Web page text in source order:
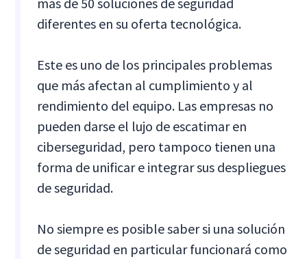
diferentes en su oferta tecnológica.
Este es uno de los principales problemas
que más afectan al cumplimiento y al
rendimiento del equipo. Las empresas no
pueden darse el lujo de escatimar en
ciberseguridad, pero tampoco tienen una
forma de unificar e integrar sus despliegues
de seguridad.
No siempre es posible saber si una solución
de seguridad en particular funcionará como